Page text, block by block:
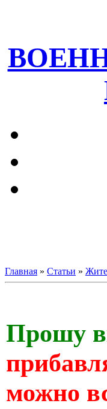
Главная » Статьи »
Прошу
можно